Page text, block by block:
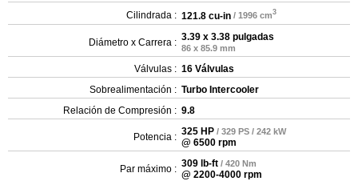
Cilindrada : 121.8 cu-in / 1996 cm3
Diámetro x Carrera : 3.39 x 3.38 pulgadas
86 x 85.9 mm
Válvulas : 16 Válvulas
Sobrealimentación : Turbo Intercooler
Relación de Compresión : 9.8
Potencia : 325 HP / 329 PS / 242 kW
@ 6500 rpm
Par máximo : 309 lb-ft / 420 Nm
@ 2200-4000 rpm